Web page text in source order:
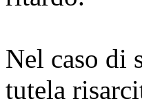
Nel caso di
tutela